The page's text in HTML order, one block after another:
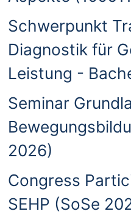
Schwerpunkt
Diagnostik für
Leistung -
Seminar
2026)
Congress
SEHP (SoSe